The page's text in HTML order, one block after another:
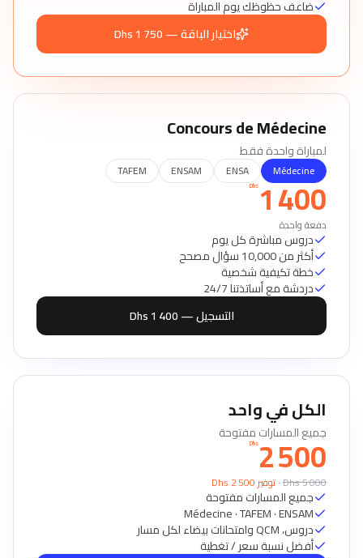
Concours de Médecine
لمباراة واحدة فقط
Médecine
ENSA
ENSAM
TAFEM
1 400
Dhs
دفعة واحدة
دروس مباشرة كل يوم
أكثر من 10,000 سؤال مصحح
خطة تكيفية شخصية
دردشة مع أساتذتنا 24/7
التسجيل — 1 400 Dhs
ضاعف حظوظك يوم المباراة
اختيار الباقة — 1 750 Dhs
الكل في واحد
جميع المسارات مفتوحة
2 500
Dhs
5 000
Dhs
·توفير 2 500 Dhs
جميع المسارات مفتوحة
Médecine · TAFEM · ENSAM
دروس، QCM وامتحانات بيضاء لكل مسار
أفضل نسبة سعر / تغطية